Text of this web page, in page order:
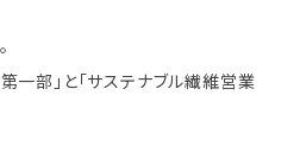
一部」と「サステナブル繊維営業